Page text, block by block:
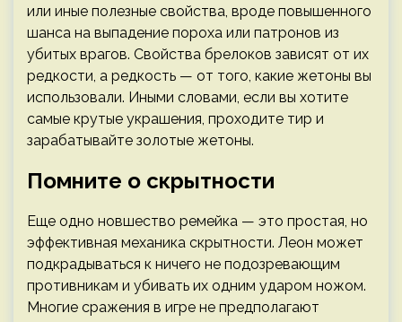
или иные полезные свойства, вроде повышенного
шанса на выпадение пороха или патронов из
убитых врагов. Свойства брелоков зависят от их
редкости, а редкость — от того, какие жетоны вы
использовали. Иными словами, если вы хотите
самые крутые украшения, проходите тир и
зарабатывайте золотые жетоны.
Помните о скрытности
Еще одно новшество ремейка — это простая, но
эффективная механика скрытности. Леон может
подкрадываться к ничего не подозревающим
противникам и убивать их одним ударом ножом.
Многие сражения в игре не предполагают